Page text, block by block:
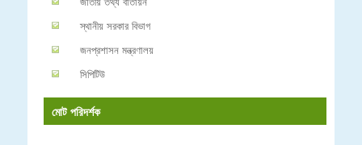
স্থানীয় সরকার বিভাগ
জনপ্রশাসন মন্ত্রণালয়
সিপিটিউ
মোট পরিদর্শক